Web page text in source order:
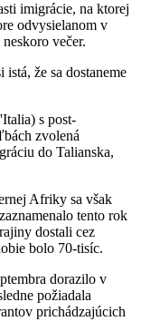
imigrácie, na ktorej
odvysielanom v
večer.
že sa dostaneme
s post-
zvolená
do Talianska,
Afriky sa však
tento rok
dostali cez
bolo 70-tisíc.
dorazilo v
požiadala
prichádzajúcich